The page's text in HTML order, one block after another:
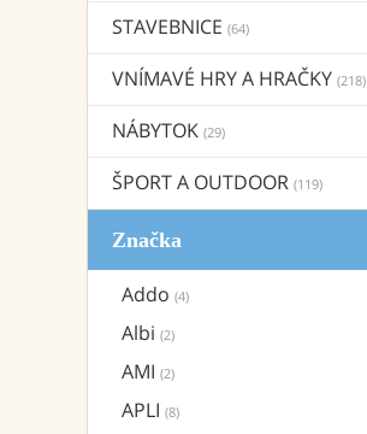
STAVEBNICE (64)
VNÍMAVÉ HRY A HRAČKY (218)
NÁBYTOK (29)
ŠPORT A OUTDOOR (119)
Značka
Addo (4)
Albi (2)
AMI (2)
APLI (8)